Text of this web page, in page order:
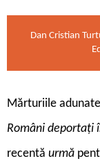
Dan Cristian
Mărturiile
Români deportați
recentă urmă